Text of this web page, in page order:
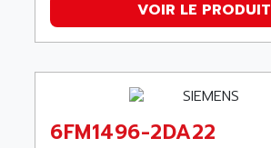
SINUMERIK 840D
MRJ2S
ALTIVAR 5
RM3
ASTRODESIGN
ASYS
VOIR LE PRODUIT
6FM1496-2DA22